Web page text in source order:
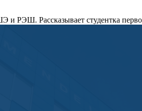
и РЭШ. Рассказывает студентка